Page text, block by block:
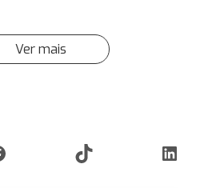
Ver mais
TikTok